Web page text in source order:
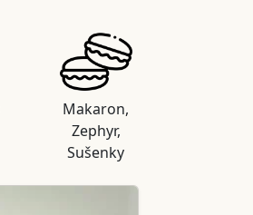
Makaron,
Zephyr,
Sušenky